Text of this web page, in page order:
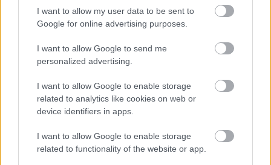
I want to allow my user data to be sent to
Google for online advertising purposes.
I want to allow Google to send me
personalized advertising.
I want to allow Google to enable storage
related to analytics like cookies on web or
device identifiers in apps.
I want to allow Google to enable storage
related to functionality of the website or app.
Ezt hozza 2026.
numerológia szerint:
bőség és erő
fehér pólón? A filléres
házi szer, ami csodát tesz
Kövesd a Bien.hu cikkeit aGoogle Hírek-ben